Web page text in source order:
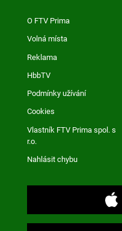
O FTV Prima
Volná místa
Reklama
HbbTV
Podmínky užívání
Cookies
Vlastník FTV Prima spol. s
r.o.
Nahlásit chybu